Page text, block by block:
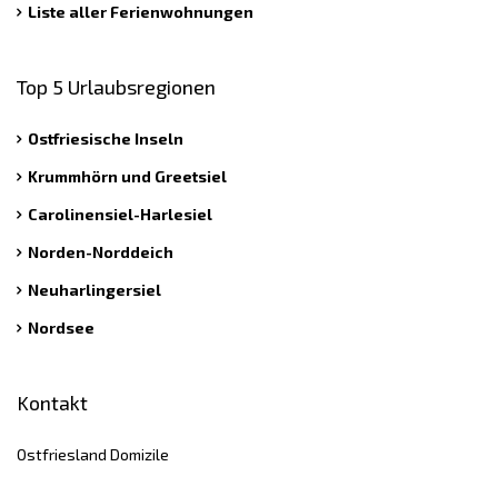
Liste aller Ferienwohnungen
Top 5 Urlaubsregionen
Ostfriesische Inseln
Krummhörn und Greetsiel
Carolinensiel-Harlesiel
Norden-Norddeich
Neuharlingersiel
Nordsee
Kontakt
Ostfriesland Domizile